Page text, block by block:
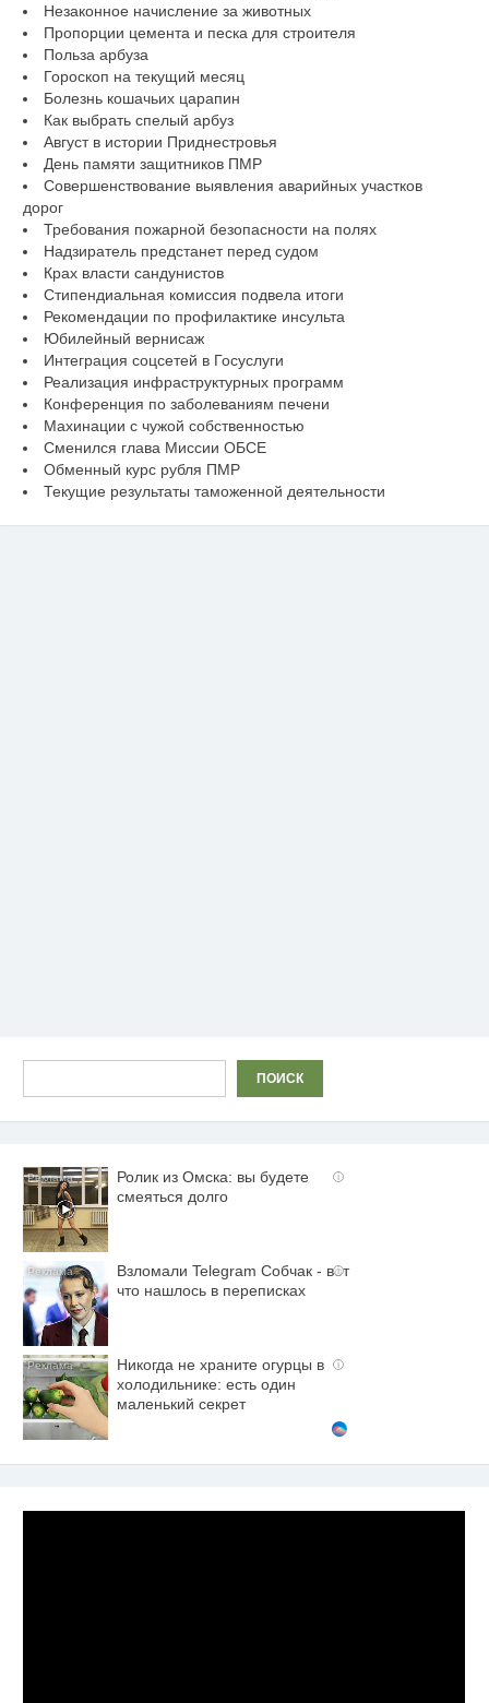
Незаконное начисление за животных
Пропорции цемента и песка для строителя
Польза арбуза
Гороскоп на текущий месяц
Болезнь кошачьих царапин
Как выбрать спелый арбуз
Август в истории Приднестровья
День памяти защитников ПМР
Совершенствование выявления аварийных участков
дорог
Требования пожарной безопасности на полях
Надзиратель предстанет перед судом
Крах власти сандунистов
Стипендиальная комиссия подвела итоги
Рекомендации по профилактике инсульта
Юбилейный вернисаж
Интеграция соцсетей в Госуслуги
Реализация инфраструктурных программ
Конференция по заболеваниям печени
Махинации с чужой собственностью
Сменился глава Миссии ОБСЕ
Обменный курс рубля ПМР
Текущие результаты таможенной деятельности
ПОИСК
i
Ролик из Омска: вы будете
смеяться долго
i
Взломали Telegram Собчак - вот
что нашлось в переписках
i
Никогда не храните огурцы в
холодильнике: есть один
маленький секрет